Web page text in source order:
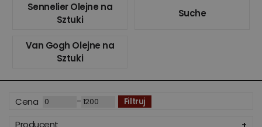
Cena - Filtruj
Producent
Sennelier Olejne na
Sztuki
Suche
Van Gogh Olejne na
Sztuki